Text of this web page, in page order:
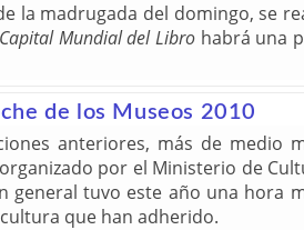
la madrugada del domingo, se
Mundial del Librohabrá una
de los Museos 2010
anteriores, más de
por el Ministerio de
tuvo este año una hora
que han adherido.